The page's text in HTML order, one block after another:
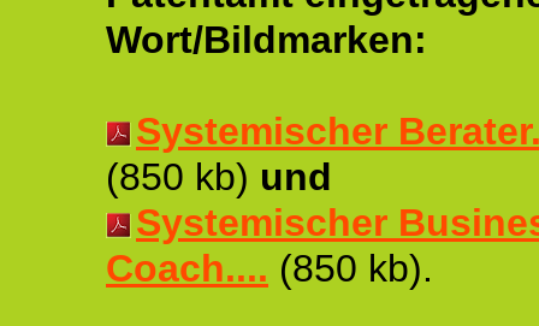
Wort/Bildmarken:
Systemischer
(850 kb) und
Systemischer
Coach.... (850 kb).